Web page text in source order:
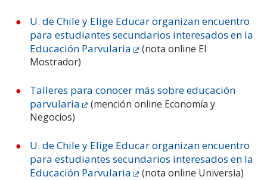
U. de Chile y Elige Educar organizan encuentro
para estudiantes secundarios interesados en la
Educación Parvularia
(nota online El
Mostrador)
Talleres para conocer más sobre educación
parvularia
(mención online Economía y
Negocios)
U. de Chile y Elige Educar organizan encuentro
para estudiantes secundarios interesados en la
Educación Parvularia
(nota online Universia)